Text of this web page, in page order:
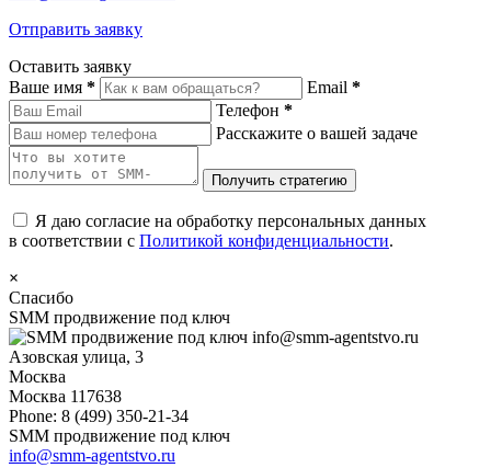
Отправить заявку
Оставить заявку
Ваше имя * Email *
Телефон *
Расскажите о вашей задаче
Я даю согласие на обработку персональных данных
в соответствии с Политикой конфиденциальности.
×
Спасибо
SMM продвижение под ключ
info@smm-agentstvo.ru
Азовская улица, 3
Москва
Москва 117638
Phone: 8 (499) 350-21-34
SMM продвижение под ключ
info@smm-agentstvo.ru